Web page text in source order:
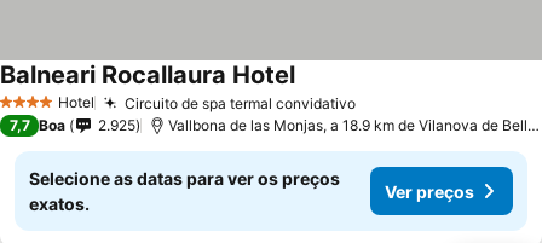
4 EstrelasHotel Circuito de spa termal convidativo
Balneari Rocallaura Hotel
7,7 Boa 2.925 Vallbona de las Monjas, a 18.9 km de Vilanova de Bellpuig
Selecione as datas para ver os preços
exatos.
Ver preços